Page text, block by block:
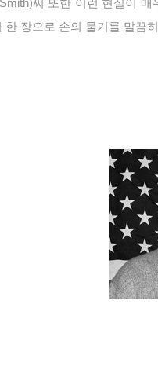
씨 또한 이런 현실이
장으로 손의 물기를 말끔